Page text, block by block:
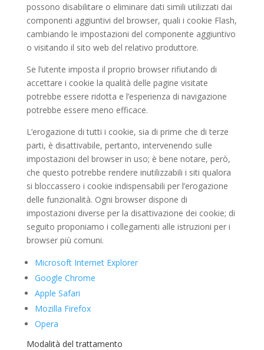
possono disabilitare o eliminare dati simili utilizzati dai
componenti aggiuntivi del browser, quali i cookie Flash,
cambiando le impostazioni del componente aggiuntivo
o visitando il sito web del relativo produttore.
Se l’utente imposta il proprio browser rifiutando di
accettare i cookie la qualità delle pagine visitate
potrebbe essere ridotta e l’esperienza di navigazione
potrebbe essere meno efficace.
L’erogazione di tutti i cookie, sia di prime che di terze
parti, è disattivabile, pertanto, intervenendo sulle
impostazioni del browser in uso; è bene notare, però,
che questo potrebbe rendere inutilizzabili i siti qualora
si bloccassero i cookie indispensabili per l’erogazione
delle funzionalità. Ogni browser dispone di
impostazioni diverse per la disattivazione dei cookie; di
seguito proponiamo i collegamenti alle istruzioni per i
browser più comuni.
Microsoft Internet Explorer
Google Chrome
Apple Safari
Mozilla Firefox
Opera
Modalità del trattamento